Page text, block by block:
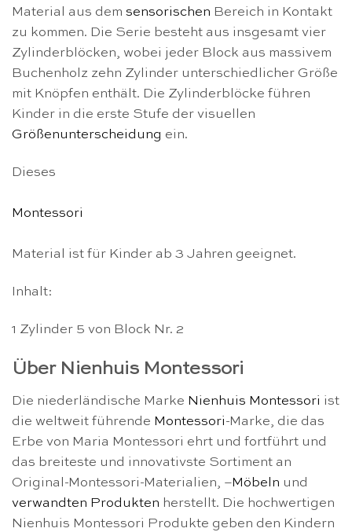
Material aus dem sensorischen Bereich in Kontakt
zu kommen. Die Serie besteht aus insgesamt vier
Zylinderblöcken, wobei jeder Block aus massivem
Buchenholz zehn Zylinder unterschiedlicher Größe
mit Knöpfen enthält. Die Zylinderblöcke führen
Kinder in die erste Stufe der visuellen
Größenunterscheidung ein.
Dieses
Montessori
Material ist für Kinder ab 3 Jahren geeignet.
Inhalt:
1 Zylinder 5 von Block Nr. 2
Über Nienhuis Montessori
Die niederländische Marke Nienhuis Montessori ist
die weltweit führende Montessori-Marke, die das
Erbe von Maria Montessori ehrt und fortführt und
das breiteste und innovativste Sortiment an
Original-Montessori-Materialien, –Möbeln und
verwandten Produkten herstellt. Die hochwertigen
Nienhuis Montessori Produkte geben den Kindern